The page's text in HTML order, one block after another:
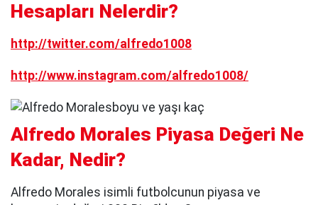
Hesapları Nelerdir?
http://twitter.com/alfredo1008
http://www.instagram.com/alfredo1008/
Alfredo Morales Piyasa Değeri Ne
Kadar, Nedir?
Alfredo Morales isimli futbolcunun piyasa ve